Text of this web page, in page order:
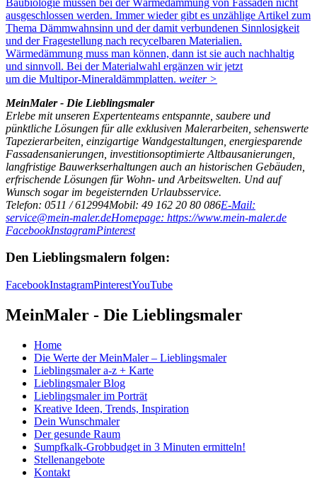
ausgeschlossen werden. Immer wieder gibt es unzählige Artikel zum
Thema Dämmwahnsinn und der damit verbundenen Sinnlosigkeit
und der Fragestellung nach recycelbaren Materialien.
Wärmedämmung muss man können, dann ist sie auch nachhaltig
und sinnvoll. Bei der Materialwahl ergänzen wir jetzt
um die Multipor-Mineraldämmplatten. weiter >
MeinMaler - Die Lieblingsmaler
Erlebe mit unseren Expertenteams entspannte, saubere und
pünktliche Lösungen für alle exklusiven Malerarbeiten, sehenswerte
Tapezierarbeiten, einzigartige Wandgestaltungen, energiesparende
Fassadensanierungen, investitionsoptimierte Altbausanierungen,
langfristige Bauwerkserhaltungen auch an historischen Gebäuden,
erfrischende Lösungen für Wohn- und Arbeitswelten. Und auf
Wunsch sogar im begeisternden Urlaubsservice.
Telefon: 0511 / 612994Mobil: 49 162 20 80 086E-Mail:
service@mein-maler.deHomepage: https://www.mein-maler.de
FacebookInstagramPinterest
Den Lieblingsmalern folgen:
FacebookInstagramPinterestYouTube
MeinMaler - Die Lieblingsmaler
Home
Die Werte der MeinMaler – Lieblingsmaler
Lieblingsmaler a-z + Karte
Lieblingsmaler Blog
Lieblingsmaler im Porträt
Kreative Ideen, Trends, Inspiration
Dein Wunschmaler
Der gesunde Raum
Sumpfkalk-Grobbudget in 3 Minuten ermitteln!
Stellenangebote
Kontakt